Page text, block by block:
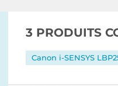
3 PRODUITS
Canon i-SENSYS